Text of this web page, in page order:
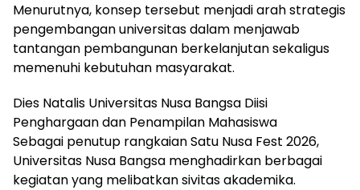
Menurutnya, konsep tersebut menjadi arah strategis
pengembangan universitas dalam menjawab
tantangan pembangunan berkelanjutan sekaligus
memenuhi kebutuhan masyarakat.
Dies Natalis Universitas Nusa Bangsa Diisi
Penghargaan dan Penampilan Mahasiswa
Sebagai penutup rangkaian Satu Nusa Fest 2026,
Universitas Nusa Bangsa menghadirkan berbagai
kegiatan yang melibatkan sivitas akademika.